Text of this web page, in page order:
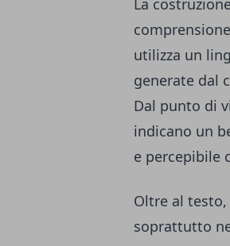
La
utilizza un
generate dal
Dal punto di
indicano un
e percepibile
Oltre al testo,
soprattutto